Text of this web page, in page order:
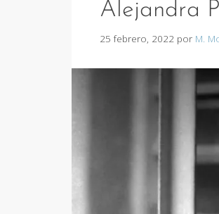
Alejandra
25 febrero, 2022 por M.